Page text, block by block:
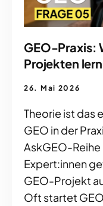
GEO-Praxis:
Projekten
26. Mai 2026
Theorie ist das
GEO in der
AskGEO-Reihe
Expert:innen
GEO-Projekt
Oft startet